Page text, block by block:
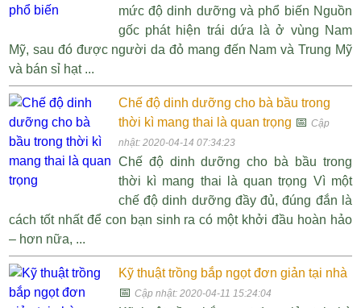
mức độ dinh dưỡng và phổ biến Nguồn
gốc phát hiện trái dứa là ở vùng Nam
Mỹ, sau đó được người da đỏ mang đến Nam và Trung Mỹ
và bán sỉ hạt ...
Chế độ dinh dưỡng cho bà bầu trong
thời kì mang thai là quan trọng 📅 Cập
nhật: 2020-04-14 07:34:23
Chế độ dinh dưỡng cho bà bầu trong
thời kì mang thai là quan trọng Vì một
chế độ dinh dưỡng đầy đủ, đúng đắn là
cách tốt nhất để con bạn sinh ra có một khởi đầu hoàn hảo
– hơn nữa, ...
Kỹ thuật trồng bắp ngọt đơn giản tại nhà
📅 Cập nhật: 2020-04-11 15:24:04